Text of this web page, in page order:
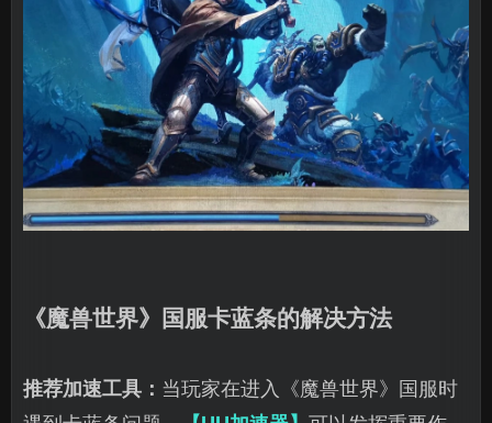
《魔兽世界》国服卡蓝条的解决方法
推荐加速工具： 当玩家在进入《魔兽世界》国服时